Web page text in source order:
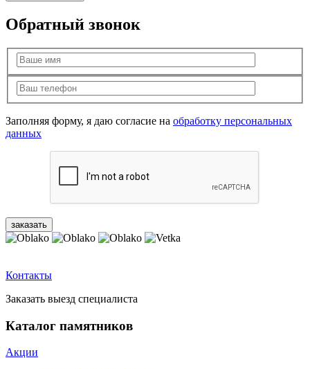
Обратный звонок
Заполняя форму, я даю согласие на обработку персональных
данных
Контакты
Заказать выезд специалиста
Каталог памятников
Акции